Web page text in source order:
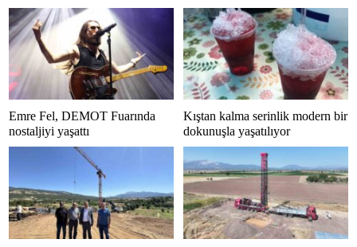
Emre Fel, DEMOT Fuarında
nostaljiyi yaşattı
Kıştan kalma serinlik modern bir
dokunuşla yaşatılıyor